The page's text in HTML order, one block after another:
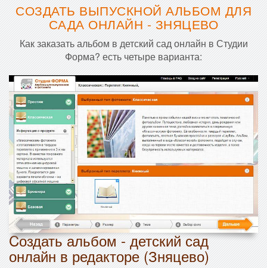
СОЗДАТЬ ВЫПУСКНОЙ АЛЬБОМ ДЛЯ
САДА ОНЛАЙН - ЗНЯЦЕВО
Как заказать альбом в детский сад онлайн в Студии
Форма? есть четыре варианта:
Cоздать альбом - детский сад
онлайн в редакторе (Зняцево)